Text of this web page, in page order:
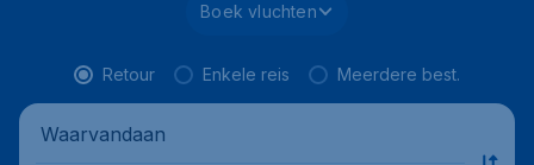
Boek vluchten
Retour Enkele reis Meerdere best.
Waarvandaan